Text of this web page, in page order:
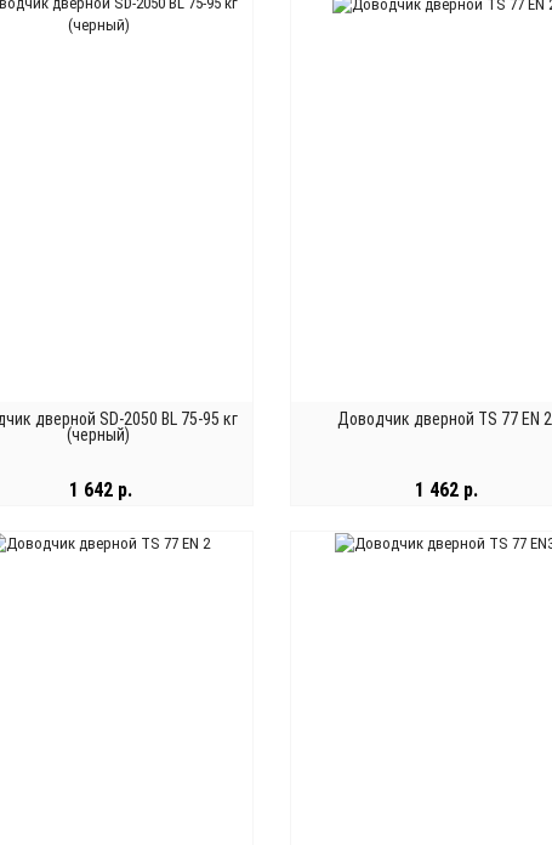
В КОРЗИНУ В КОРЗИНУ
дверной SD-2050 BL 75-95 кг
(черный)
1 642 р.
В КОРЗИНУ
Доводчик дверной TS 77 EN 2
1 462 р.
В КОРЗИНУ